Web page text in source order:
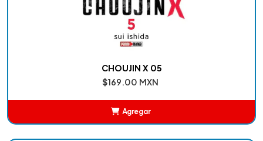
CHOUJIN X 05
$169.00 MXN
Agregar